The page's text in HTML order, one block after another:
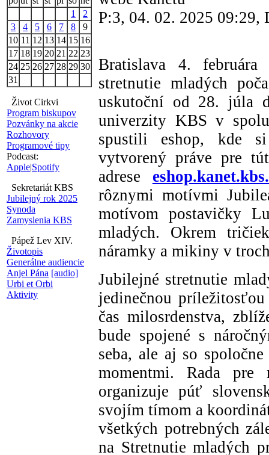
1
2
3
4 5 6 7 8
9
10 11 12 13 14 15 16
17 18 19 20 21 22 23
24 25 26 27 28 29 30
31
Život Cirkvi
Program biskupov
Pozvánky na akcie
Rozhovory
Programové tipy
Podcast:
Apple|Spotify
Sekretariát KBS
Jubilejný rok 2025
Synoda
Zamyslenia KBS
Pápež Lev XIV.
Životopis
Generálne audiencie
Anjel Pána [audio]
Urbi et Orbi
Aktivity
P:3, 04. 02. 2025 09:29,
Bratislava 4.
stretnutie mladých
uskutoční od 28. júla
univerzity KBS v
spustili eshop, kde
vytvorený práve pre
adrese
rôznymi motívmi
motívom postavičky
mladých. Okrem
náramky a mikiny v
Jubilejné stretnutie
jedinečnou
čas milosrdenstva,
bude spojené s
seba, ale aj so
momentmi. Rada
organizuje púť
svojím tímom a
všetkých potrebných
na Stretnutie mladých